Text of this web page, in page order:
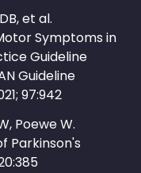
et al.
Symptoms in
Guideline
Guideline
97:942
Poewe W.
Parkinson's